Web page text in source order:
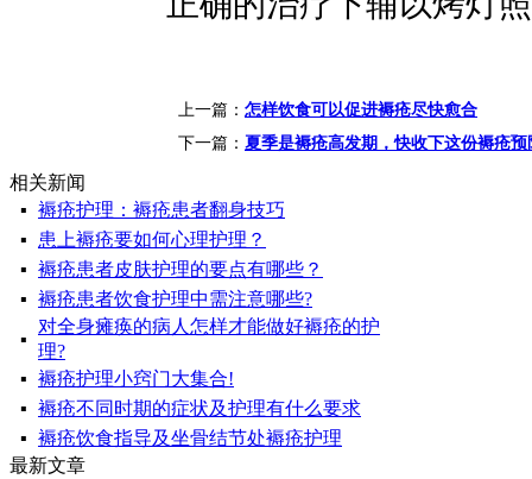
上一篇： 怎样饮食可以促进褥疮尽快愈合
下一篇： 夏季是褥疮高发期，快收下这份褥疮预
相关新闻
▪ 褥疮护理：褥疮患者翻身技巧
▪
患上褥疮要如何心理护理？
▪ 褥疮患者皮肤护理的要点有哪些？
▪ 褥疮患者饮食护理中需注意哪些?
▪
对全身瘫痪的病人怎样才能做好褥疮的护
理?
▪ 褥疮护理小窍门大集合!
▪ 褥疮不同时期的症状及护理有什么要求
▪ 褥疮饮食指导及坐骨结节处褥疮护理
最新文章
学科带头人：
赵建林，毕业于山